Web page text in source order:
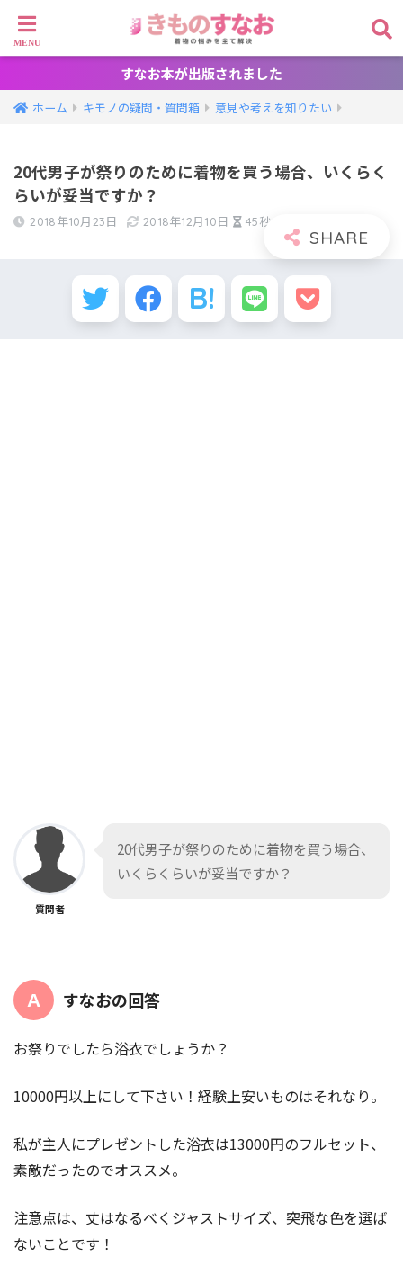
すなお本が出版されました
ホーム キモノの疑問・質問箱 意見や考えを知りたい
20代男子が祭りのために着物を買う場合、いくらく
らいが妥当ですか？
2018年10月23日 2018年12月10日 45秒
質問者
20代男子が祭りのために着物を買う場合、
いくらくらいが妥当ですか？
すなおの回答
お祭りでしたら浴衣でしょうか？
10000円以上にして下さい！経験上安いものはそれなり。
私が主人にプレゼントした浴衣は13000円のフルセット、
素敵だったのでオススメ。
注意点は、丈はなるべくジャストサイズ、突飛な色を選ば
ないことです！